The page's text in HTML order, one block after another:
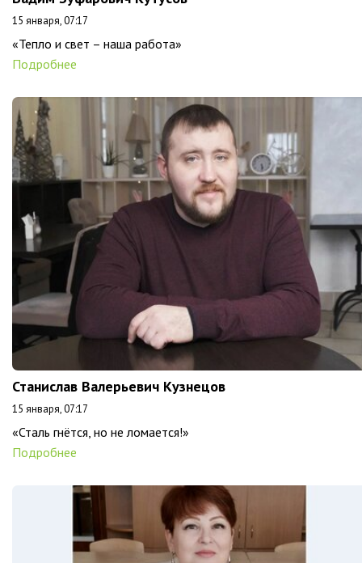
15 января, 07:17
«Тепло и свет – наша работа»
Подробнее
Станислав Валерьевич Кузнецов
15 января, 07:17
«Сталь гнётся, но не ломается!»
Подробнее